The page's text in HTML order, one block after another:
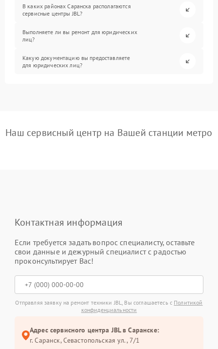
В каких районах Саранска располагаются
сервисные центры JBL?
Выполняете ли вы ремонт для юридических
лиц?
Какую документацию вы предоставляете
для юридических лиц?
Наш сервисный центр на Вашей станции метро
Контактная информация
Если требуется задать вопрос специалисту, оставьте
свои данные и дежурный специалист с радостью
проконсультирует Вас!
Отправляя заявку на ремонт техники JBL, Вы соглашаетесь с Политикой
конфиденциальности
Адрес сервисного центра JBL в Саранске:
г. Саранск, Севастопольская ул., 7/1